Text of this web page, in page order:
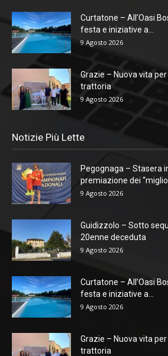
Curtatone – All’Oasi
festa e iniziative a...
9 Agosto 2026
Grazie – Nuova vita
trattoria
9 Agosto 2026
Notizie Più Lette
Pegognaga – Stasera
premiazione dei
9 Agosto 2026
Guidizzolo – Sotto
20enne deceduta
9 Agosto 2026
Curtatone – All’Oasi
festa e iniziative a...
9 Agosto 2026
Grazie – Nuova vita
trattoria